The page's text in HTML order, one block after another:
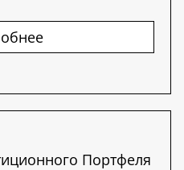
Портфеля